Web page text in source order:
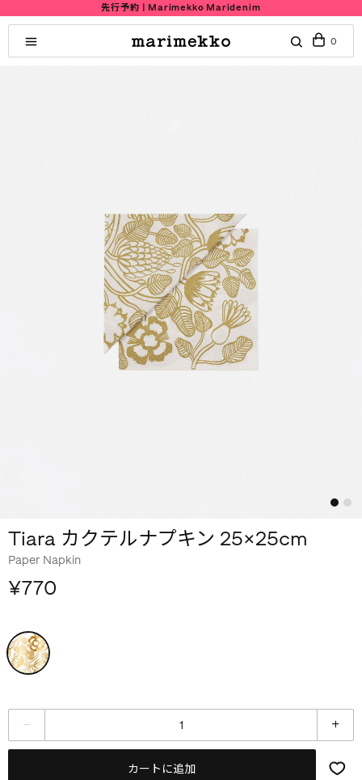
先行予約 | Marimekko Maridenim
0
Tiara カクテルナプキン 25×25cm
Paper Napkin
¥770
カートに追加